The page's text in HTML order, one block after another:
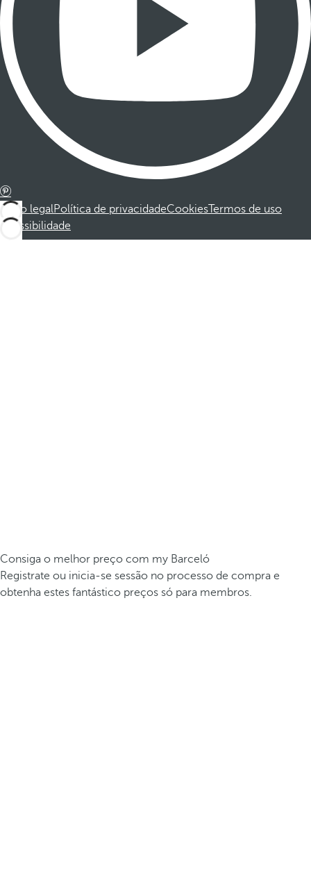
Aviso legalPolítica de privacidadeCookiesTermos de uso
Acessibilidade
Consiga o melhor preço com my Barceló
Registrate ou inicia-se sessão no processo de compra e
obtenha estes fantástico preços só para membros.